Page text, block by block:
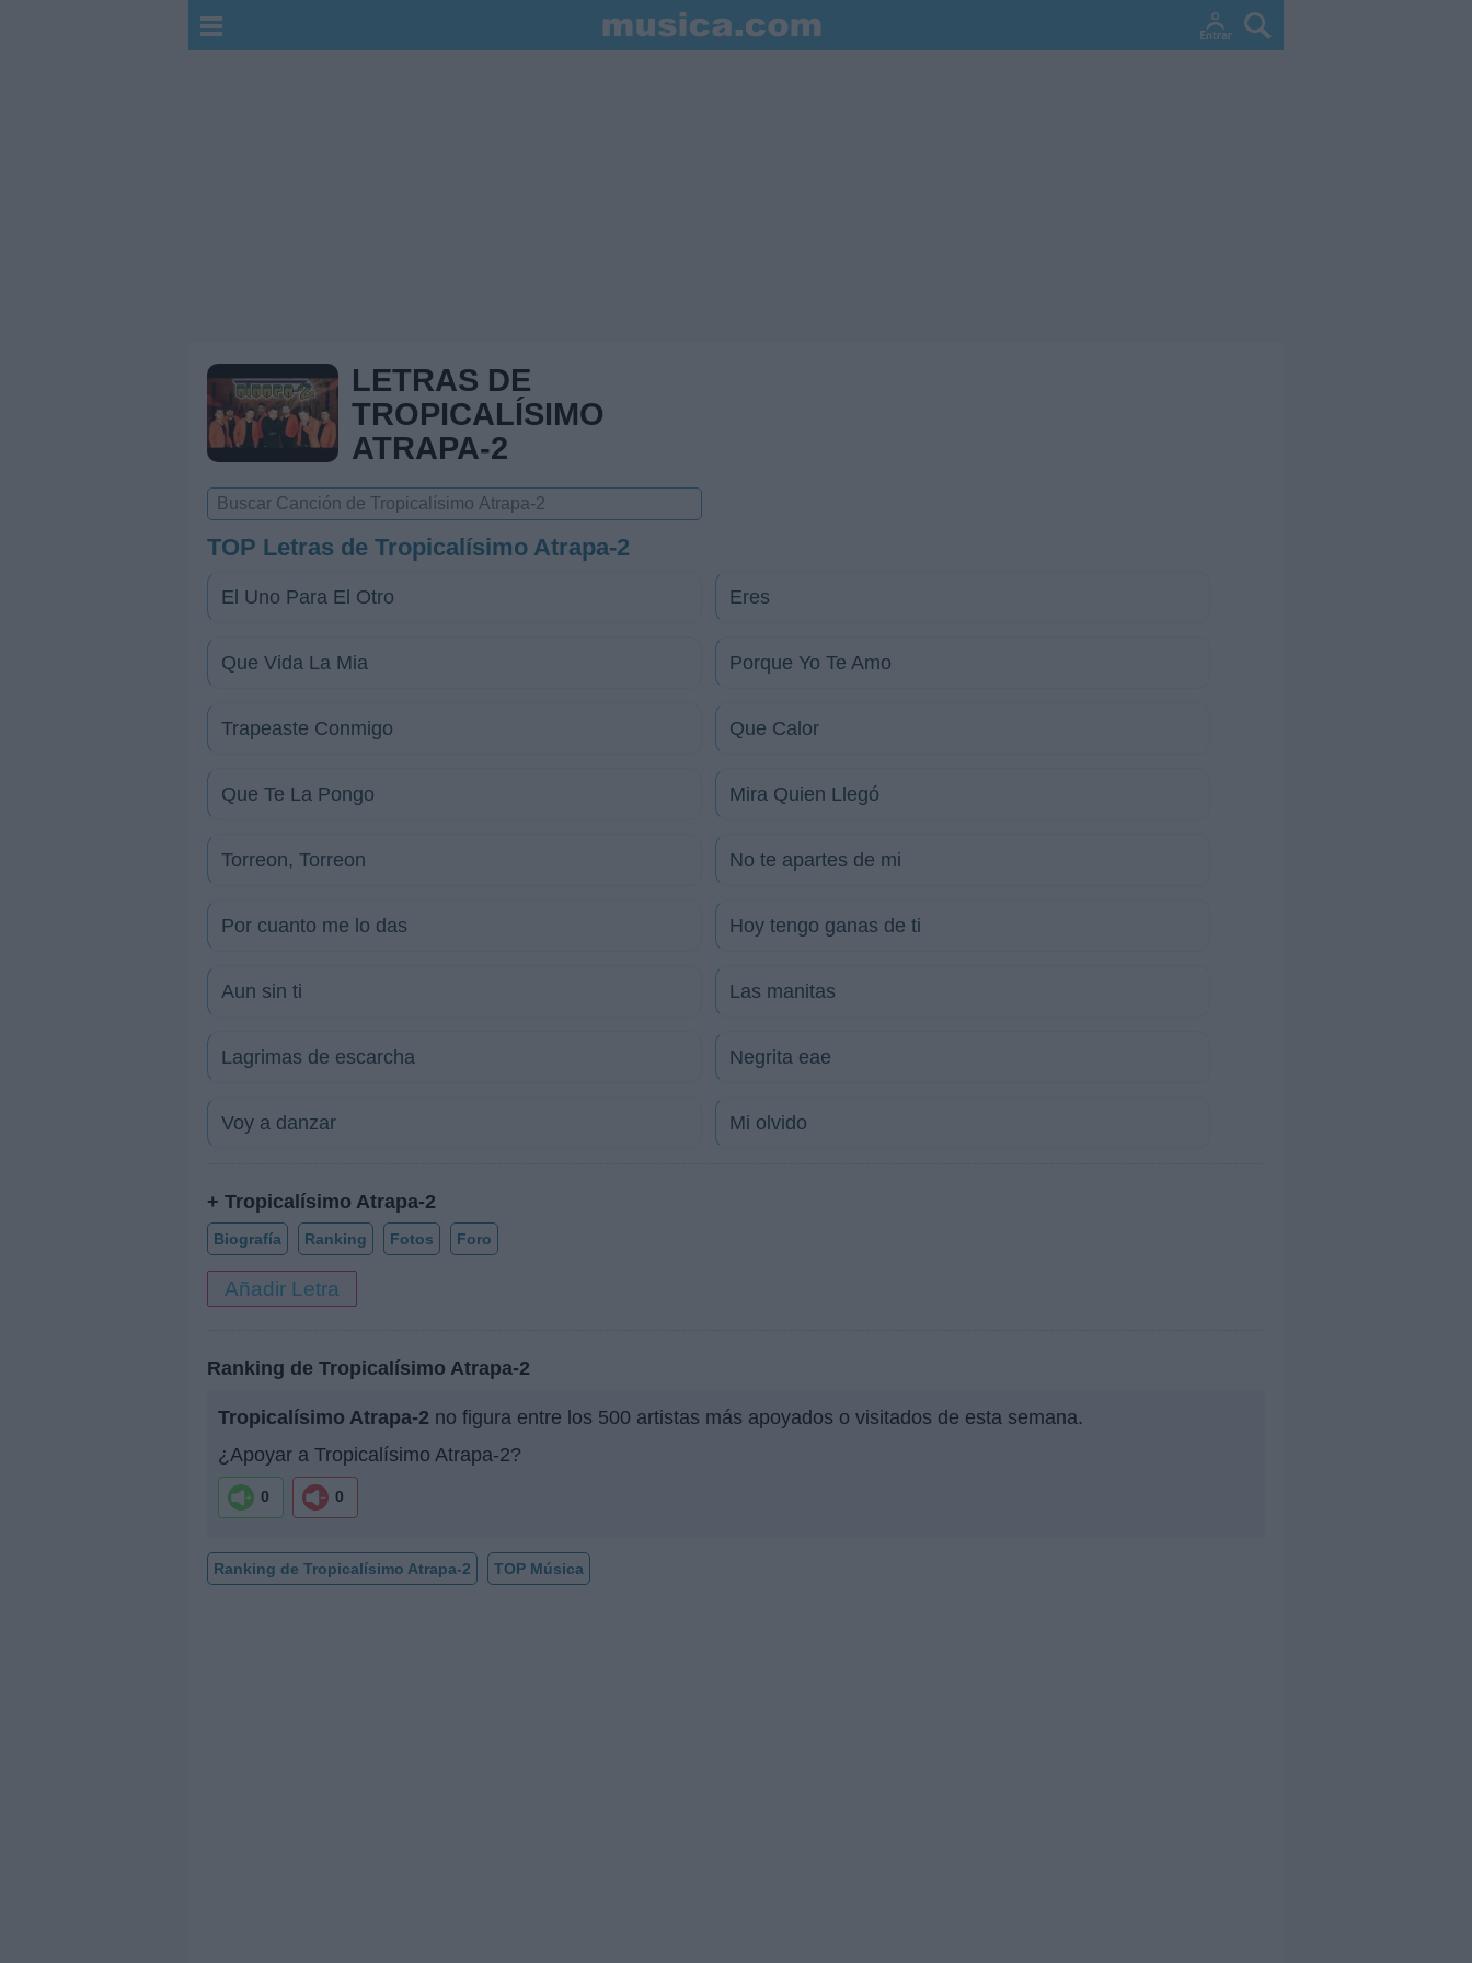
LETRAS DE
TROPICALÍSIMO
ATRAPA-2
TOP Letras de Tropicalísimo Atrapa-2
El Uno Para El Otro Eres
Que Vida La Mia Porque Yo Te Amo
Trapeaste Conmigo Que Calor
Que Te La Pongo Mira Quien Llegó
Torreon, Torreon No te apartes de mi
Por cuanto me lo das Hoy tengo ganas de ti
Aun sin ti Las manitas
Lagrimas de escarcha Negrita eae
Voy a danzar Mi olvido
+ Tropicalísimo Atrapa-2
Biografía Ranking Fotos Foro
Añadir Letra
Ranking de Tropicalísimo Atrapa-2
Tropicalísimo Atrapa-2 no figura entre los 500 artistas más apoyados o visitados de esta semana.
¿Apoyar a Tropicalísimo Atrapa-2?
0 0
Ranking de Tropicalísimo Atrapa-2 TOP Música